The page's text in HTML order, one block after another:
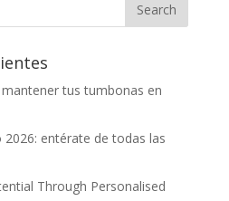
tus tumbonas en
entérate de todas las
Through Personalised